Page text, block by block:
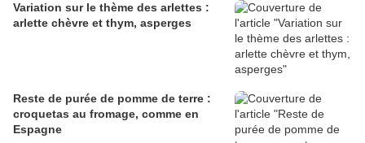
Variation sur le thème des arlettes :
arlette chèvre et thym, asperges
Reste de purée de pomme de terre :
croquetas au fromage, comme en
Espagne